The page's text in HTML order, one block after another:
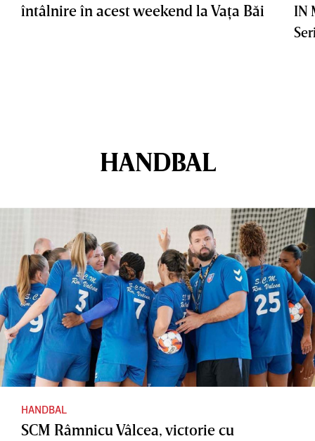
întâlnire în acest weekend la Vaţa Băi
IN
HANDBAL
HANDBAL
SCM Râmnicu Vâlcea, victorie cu